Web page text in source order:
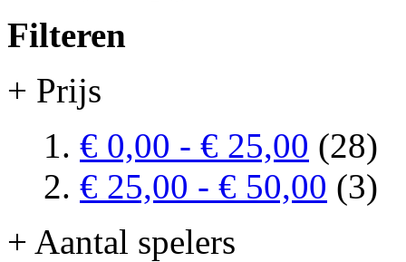
Filteren
+ Prijs
€ 0,00 - € 25,00 (28)
€ 25,00 - € 50,00 (3)
+ Aantal spelers